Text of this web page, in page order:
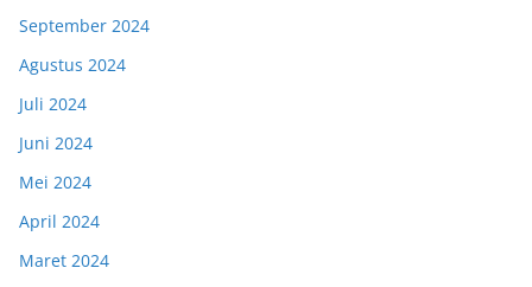
September 2024
Agustus 2024
Juli 2024
Juni 2024
Mei 2024
April 2024
Maret 2024